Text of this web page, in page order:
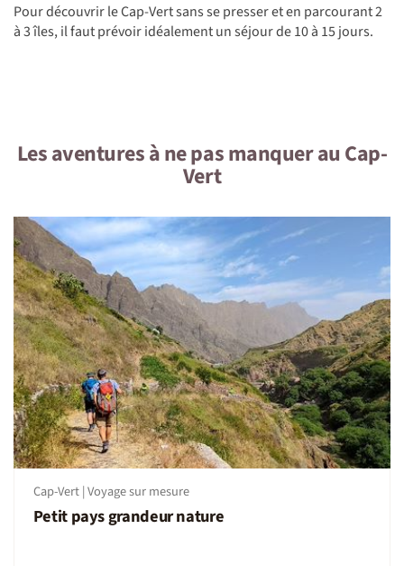
Pour découvrir le Cap-Vert sans se presser et en parcourant 2
à 3 îles, il faut prévoir idéalement un séjour de 10 à 15 jours.
Les aventures à ne pas manquer au Cap-
Vert
Cap-Vert | Voyage sur mesure
Petit pays grandeur nature